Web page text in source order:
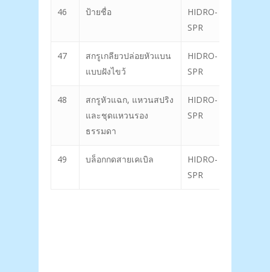
46 ป้ายชื่อ
HIDRO-
SPR
47
สกรูเกลียวปล่อยหัวแบน
แบบฝังไขว้
HIDRO-
SPR
48
สกรูหัวแฉก, แหวนสปริง
และชุดแหวนรอง
ธรรมดา
HIDRO-
SPR
49 บล็อกกดสายเคเบิล
HIDRO-
SPR